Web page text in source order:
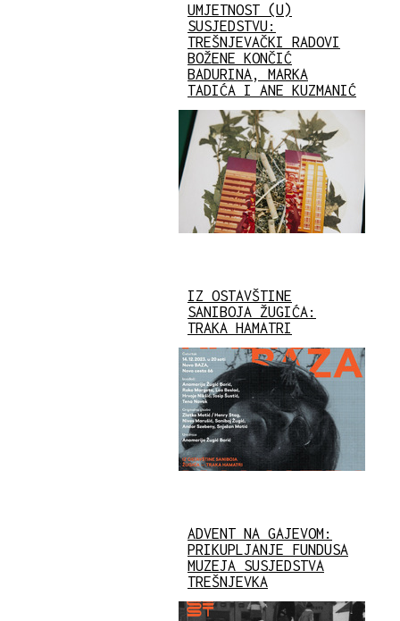
UMJETNOST (U)
SUSJEDSTVU:
TREŠNJEVAČKI RADOVI
BOŽENE KONČIĆ
BADURINA, MARKA
TADIĆA I ANE KUZMANIĆ
IZ OSTAVŠTINE
SANIBOJA ŽUGIĆA:
TRAKA HAMATRI
ADVENT NA GAJEVOM:
PRIKUPLJANJE FUNDUSA
MUZEJA SUSJEDSTVA
TREŠNJEVKA